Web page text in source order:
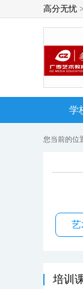
高分无忧
学
您当前的位
艺
培训